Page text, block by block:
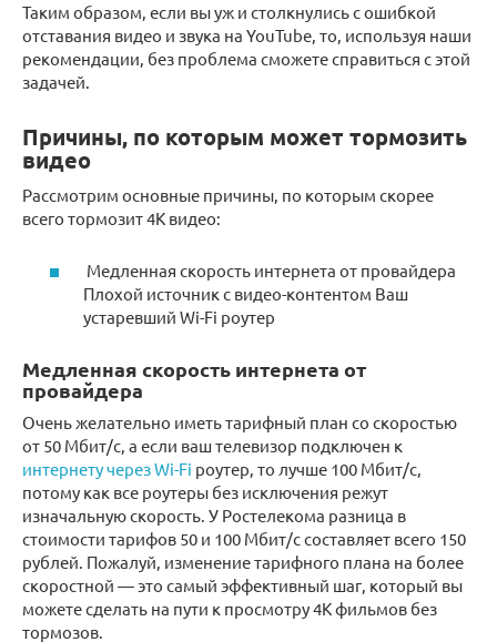
Таким образом, если вы уж и столкнулись с ошибкой
отставания видео и звука на YouTube, то, используя наши
рекомендации, без проблема сможете справиться с этой
задачей.
Причины, по которым может тормозить
видео
Рассмотрим основные причины, по которым скорее
всего тормозит 4К видео:
Медленная скорость интернета от провайдера
Плохой источник с видео-контентом Ваш
устаревший Wi-Fi роутер
Медленная скорость интернета от
провайдера
Очень желательно иметь тарифный план со скоростью
от 50 Мбит/с, а если ваш телевизор подключен к
интернету через Wi-Fi роутер, то лучше 100 Мбит/с,
потому как все роутеры без исключения режут
изначальную скорость. У Ростелекома разница в
стоимости тарифов 50 и 100 Мбит/с составляет всего 150
рублей. Пожалуй, изменение тарифного плана на более
скоростной — это самый эффективный шаг, который вы
можете сделать на пути к просмотру 4К фильмов без
тормозов.